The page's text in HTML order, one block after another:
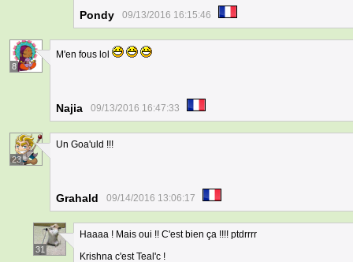
Pondy 09/13/2016 16:15:46
8
M'en fous lol
Najia 09/13/2016 16:47:33
23
Un Goa'uld !!!
Grahald 09/14/2016 13:06:17
31
Haaaa ! Mais oui !! C'est bien ça !!!! ptdrrrr
Krishna c'est Teal'c !